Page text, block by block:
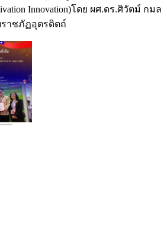
Innovation)โดย ผศ.ดร.ศิวัตม์ กมล
าชภัฏอุตรดิตถ์